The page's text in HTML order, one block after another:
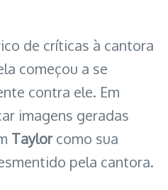
de críticas à cantora
começou a se
contra ele. Em
imagens geradas
Taylorcomo sua
pela cantora.